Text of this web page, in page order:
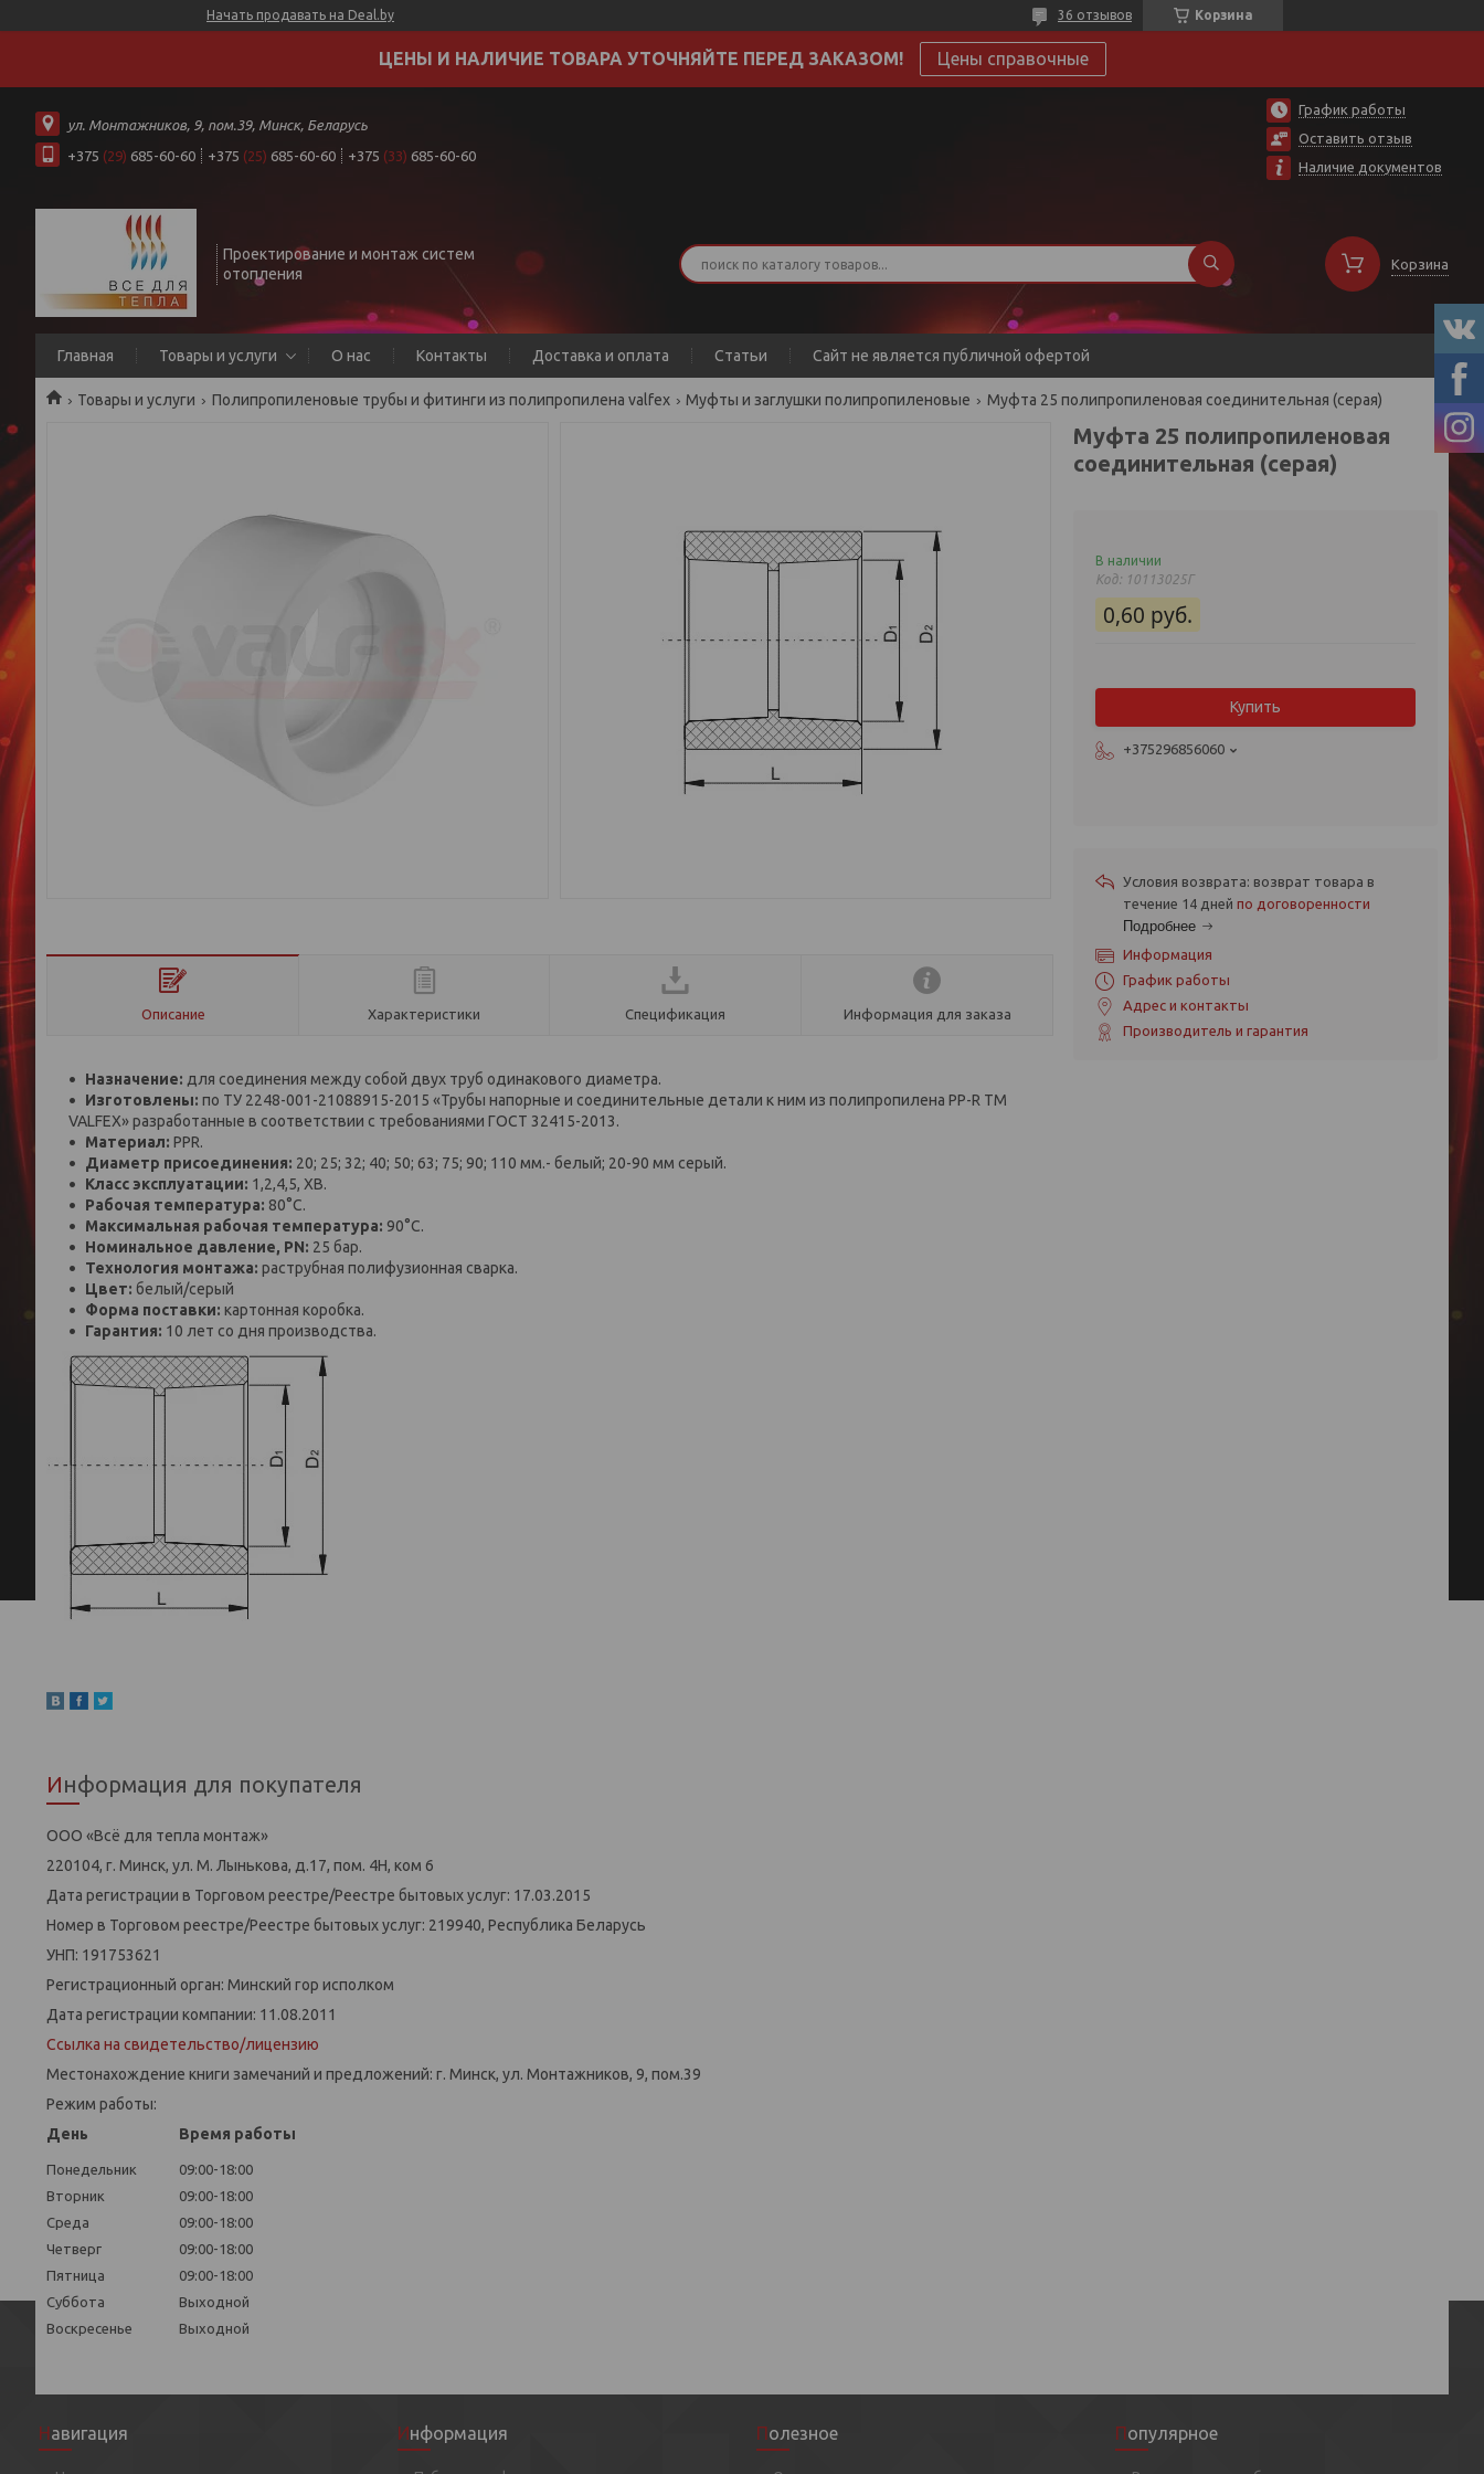
Начать продавать на Deal.by Корзина
36 отзывов
ЦЕНЫ И НАЛИЧИЕ ТОВАРА УТОЧНЯЙТЕ ПЕРЕД ЗАКАЗОМ! Цены справочные
ул. Монтажников, 9, пом.39, Минск, Беларусь
+375 (29) 685-60-60 +375 (25) 685-60-60 +375 (33) 685-60-60
График работы
Оставить отзыв
Наличие документов
Проектирование и монтаж систем
отопления
Корзина
Главная Товары и услуги О нас Контакты Доставка и оплата Статьи Сайт не является публичной офертой
Товары и услуги Полипропиленовые трубы и фитинги из полипропилена valfex Муфты и заглушки полипропиленовые Муфта 25 полипропиленовая соединительная (серая)
Описание Характеристики Спецификация Информация для заказа
Назначение: для соединения между собой двух труб одинакового диаметра.
Изготовлены: по ТУ 2248-001-21088915-2015 «Трубы напорные и соединительные детали к ним из полипропилена PP-R ТМ
VALFEX» разработанные в соответствии с требованиями ГОСТ 32415-2013.
Материал: PPR.
Диаметр присоединения: 20; 25; 32; 40; 50; 63; 75; 90; 110 мм.- белый; 20-90 мм серый.
Класс эксплуатации: 1,2,4,5, ХВ.
Рабочая температура: 80°С.
Максимальная рабочая температура: 90°С.
Номинальное давление, PN: 25 бар.
Технология монтажа: раструбная полифузионная сварка.
Цвет: белый/серый
Форма поставки: картонная коробка.
Гарантия: 10 лет со дня производства.
Информация для покупателя
ООО «Всё для тепла монтаж»
220104, г. Минск, ул. М. Лынькова, д.17, пом. 4Н, ком 6
Дата регистрации в Торговом реестре/Реестре бытовых услуг: 17.03.2015
Номер в Торговом реестре/Реестре бытовых услуг: 219940, Республика Беларусь
УНП: 191753621
Регистрационный орган: Минский гор исполком
Дата регистрации компании: 11.08.2011
Ссылка на свидетельство/лицензию
Местонахождение книги замечаний и предложений: г. Минск, ул. Монтажников, 9, пом.39
Режим работы:
День
Время работы
Понедельник
09:00-18:00
Вторник
09:00-18:00
Среда
09:00-18:00
Четверг
09:00-18:00
Пятница
09:00-18:00
Суббота
Выходной
Воскресенье
Выходной
Муфта 25 полипропиленовая
соединительная (серая)
В наличии
Код: 10113025Г
0,60 руб.
Купить
+375296856060
возврат товара в
течение 14 дней по договоренности
Подробнее
Информация
График работы
Адрес и контакты
Производитель и гарантия
Навигация Информация Полезное Популярное